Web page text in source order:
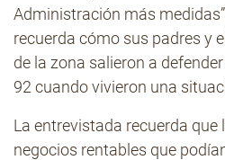
Administración más
recuerda cómo sus padres y
de la zona salieron a
92 cuando vivieron una
La entrevistada recuerda que
negocios rentables que